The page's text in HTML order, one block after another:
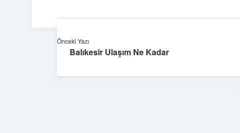
Önceki Yazı
Balıkesir Ulaşım Ne Kadar